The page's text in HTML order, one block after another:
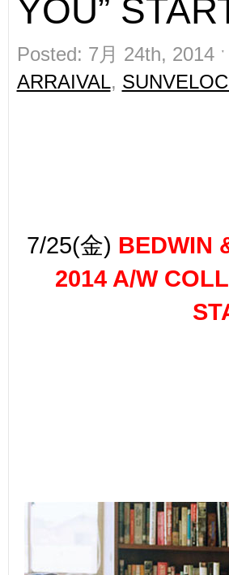
YOU”
Posted: 7月 24th, 2014
ARRAIVAL,
7/25(金) BEDWIN
2014 A/W